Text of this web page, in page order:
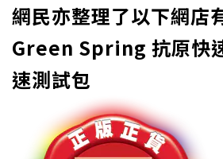
網民亦整理了以下網店
Green Spring 抗原快
速測試包